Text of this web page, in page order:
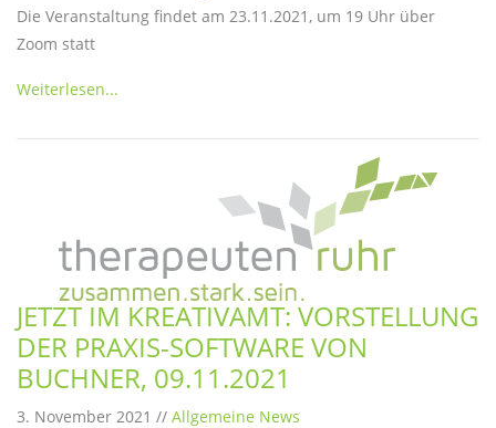
Die Veranstaltung findet am 23.11.2021, um 19 Uhr über
Zoom statt
Weiterlesen...
JETZT IM KREATIVAMT: VORSTELLUNG
DER PRAXIS-SOFTWARE VON
BUCHNER, 09.11.2021
3. November 2021 // Allgemeine News